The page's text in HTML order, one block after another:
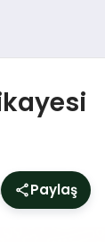
Paylaş